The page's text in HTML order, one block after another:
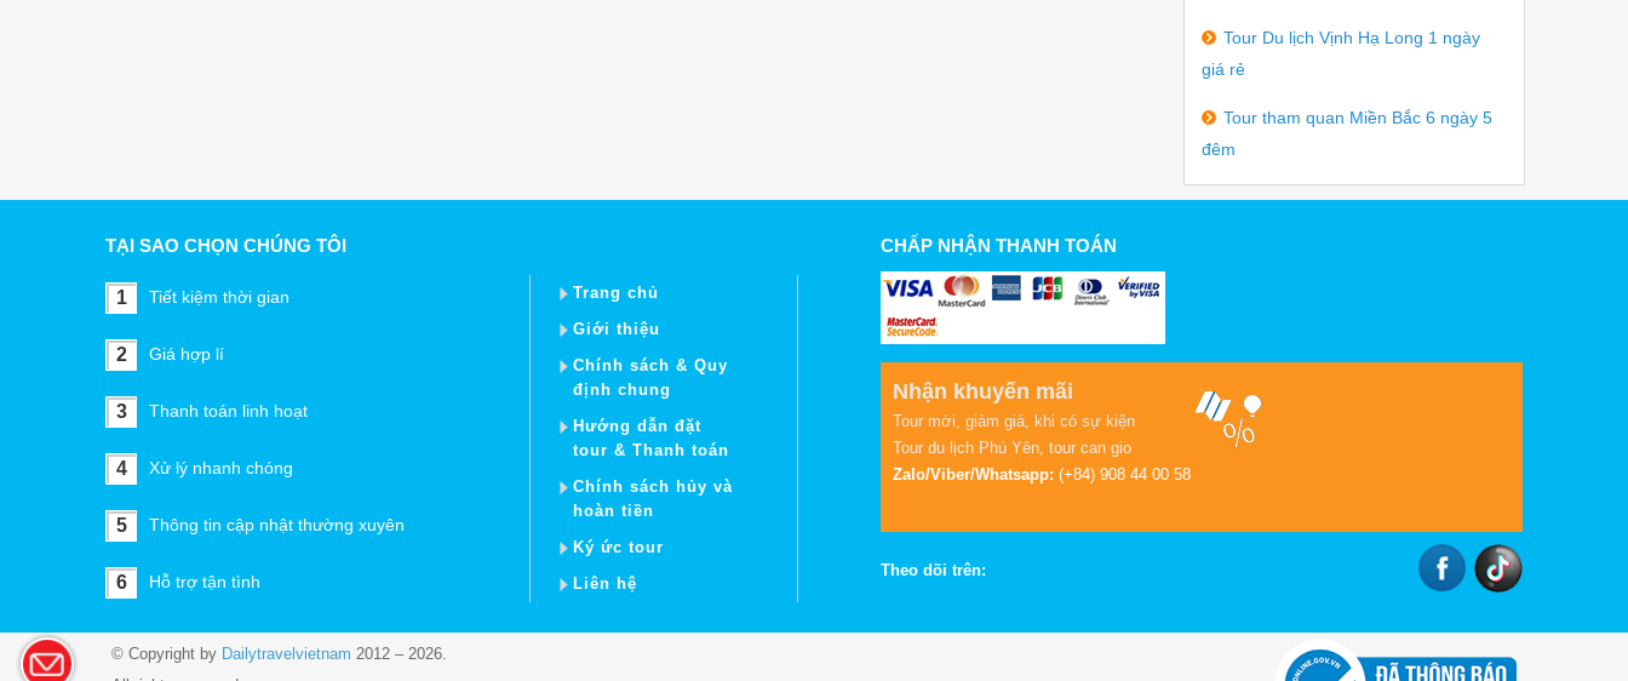
Tour Du lịch Vịnh Hạ Long 1 ngày
giá rẻ
Tour tham quan Miền Bắc 6 ngày 5
đêm
TẠI SAO CHỌN CHÚNG TÔI
1 Tiết kiệm thời gian
2 Giá hợp lí
3 Thanh toán linh hoạt
4 Xử lý nhanh chóng
5 Thông tin cập nhật thường xuyên
6 Hỗ trợ tận tình
Trang chủ
Giới thiệu
Chính sách & Quy
định chung
Hướng dẫn đặt
tour & Thanh toán
Chính sách hủy và
hoàn tiền
Ký ức tour
Liên hệ
CHẤP NHẬN THANH TOÁN
Nhận khuyến mãi
Tour mới, giảm giá, khi có sự kiện
Tour du lịch Phú Yên, tour can gio
Zalo/Viber/Whatsapp: (+84) 908 44 00 58
Theo dõi trên:
© Copyright by Dailytravelvietnam 2012 – 2026.